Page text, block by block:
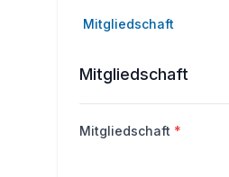
Mitgliedschaft
Mitgliedschaft
Mitgliedschaft *